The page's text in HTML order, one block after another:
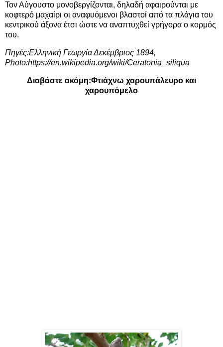
Τον Αύγουστο μονοβεργίζονται, δηλαδή αφαιρούνται με
κοφτερό μαχαίρι οι αναφυόμενοι βλαστοί από τα πλάγια του
κεντρικού άξονα έτσι ώστε να αναπτυχθεί γρήγορα ο κορμός
του.
Πηγές:Ελληνική Γεωργία Δεκέμβριος 1894,
Photo:https://en.wikipedia.org/wiki/Ceratonia_siliqua
Διαβάστε ακόμη:Φτιάχνω χαρουπάλευρο και
χαρουπόμελο